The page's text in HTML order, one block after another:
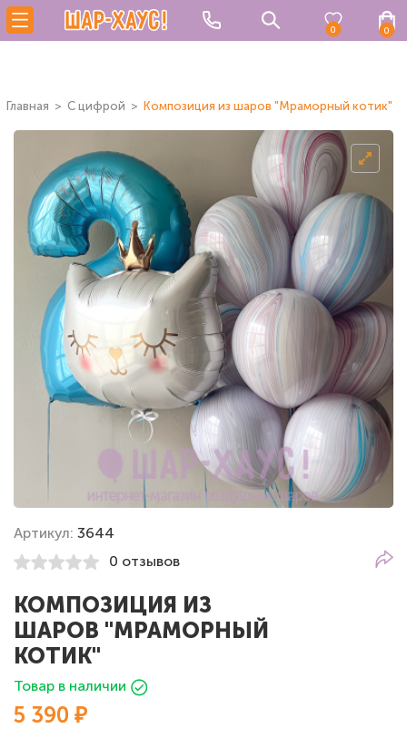
0 0
Главная C цифрой Композиция из шаров "Мраморный котик"
Артикул: 3644
0 отзывов
КОМПОЗИЦИЯ ИЗ
ШАРОВ "МРАМОРНЫЙ
КОТИК"
Товар в наличии
5 390 ₽